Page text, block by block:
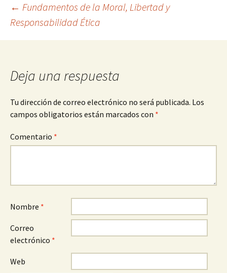
Navegación
de
entradas
← Fundamentos de la Moral, Libertad y
Responsabilidad Ética
Deja una respuesta
Tu dirección de correo electrónico no será publicada. Los
campos obligatorios están marcados con *
Comentario *
Nombre *
Correo
electrónico *
Web